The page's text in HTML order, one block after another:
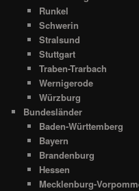
Runkel
Schwerin
Stralsund
Stuttgart
Traben-Trarbach
Wernigerode
Würzburg
Bundesländer
Baden-Württemberg
Bayern
Brandenburg
Hessen
Mecklenburg-